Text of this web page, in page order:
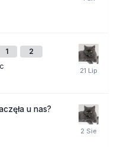
1 2
u nas?